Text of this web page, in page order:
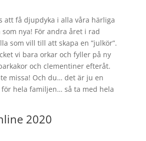
att få djupdyka i alla våra härliga
nya! För andra året i rad
som vill till att skapa en ”julkör”.
vi bara orkar och fyller på ny
och clementiner efteråt.
missa! Och du… det är ju en
hela familjen… så ta med hela
2020